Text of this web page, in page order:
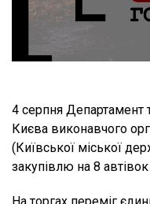
4 серпня Департамент
Києва виконавчого
(Київської міської
закупівлю на 8